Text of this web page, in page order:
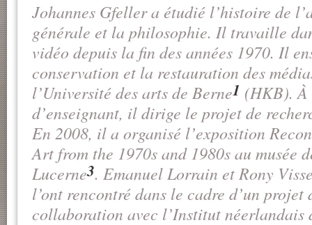
Johannes Gfeller a étudié l’histoire de
générale et la philosophie. Il travaille
vidéo depuis la fin des années 1970. Il
conservation et la restauration des
l’Université des arts de Berne1 (HKB). À
d’enseignant, il dirige le projet de
En 2008, il a organisé l’exposition
Art from the 1970s and 1980sau musée
Lucerne3. Emanuel Lorrain et Rony
l’ont rencontré dans le cadre d’un projet
collaboration avec l’Institut néerlandais